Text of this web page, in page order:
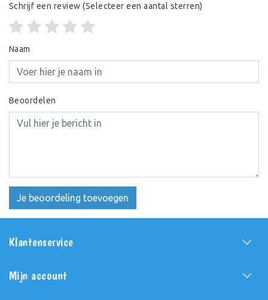
Schrijf een review (Selecteer een aantal sterren)
Naam
Beoordelen
Je beoordeling toevoegen
Klantenservice
Mijn account